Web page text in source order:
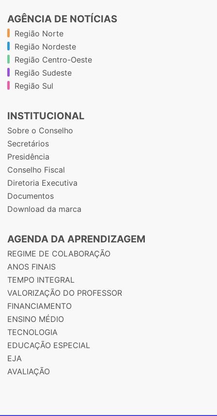
AGÊNCIA DE NOTÍCIAS
Região Norte
Região Nordeste
Região Centro-Oeste
Região Sudeste
Região Sul
INSTITUCIONAL
Sobre o Conselho
Secretários
Presidência
Conselho Fiscal
Diretoria Executiva
Documentos
Download da marca
AGENDA DA APRENDIZAGEM
REGIME DE COLABORAÇÃO
ANOS FINAIS
TEMPO INTEGRAL
VALORIZAÇÃO DO PROFESSOR
FINANCIAMENTO
ENSINO MÉDIO
TECNOLOGIA
EDUCAÇÃO ESPECIAL
EJA
AVALIAÇÃO